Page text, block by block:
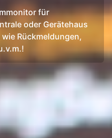
für
oder Gerätehaus
Rückmeldungen,